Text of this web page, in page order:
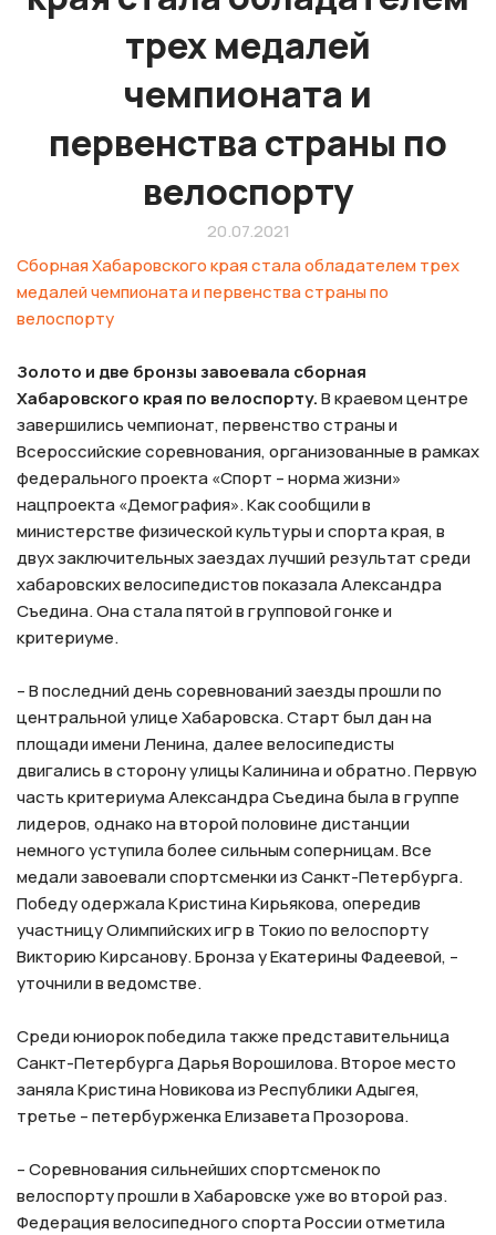
трех медалей
чемпионата и
первенства страны по
велоспорту
20.07.2021
Сборная Хабаровского края стала обладателем трех
медалей чемпионата и первенства страны по
велоспорту
Золото и две бронзы завоевала сборная
Хабаровского края по велоспорту.В краевом центре
завершились чемпионат, первенство страны и
Всероссийские соревнования, организованные в рамках
федерального проекта «Спорт – норма жизни»
нацпроекта «Демография». Как сообщили в
министерстве физической культуры и спорта края, в
двух заключительных заездах лучший результат среди
хабаровских велосипедистов показала Александра
Съедина. Она стала пятой в групповой гонке и
критериуме.
– В последний день соревнований заезды прошли по
центральной улице Хабаровска. Старт был дан на
площади имени Ленина, далее велосипедисты
двигались в сторону улицы Калинина и обратно. Первую
часть критериума Александра Съедина была в группе
лидеров, однако на второй половине дистанции
немного уступила более сильным соперницам. Все
медали завоевали спортсменки из Санкт-Петербурга.
Победу одержала Кристина Кирьякова, опередив
участницу Олимпийских игр в Токио по велоспорту
Викторию Кирсанову. Бронза у Екатерины Фадеевой, –
уточнили в ведомстве.
Среди юниорок победила также представительница
Санкт-Петербурга Дарья Ворошилова. Второе место
заняла Кристина Новикова из Республики Адыгея,
третье – петербурженка Елизавета Прозорова.
– Соревнования сильнейших спортсменок по
велоспорту прошли в Хабаровске уже во второй раз.
Федерация велосипедного спорта России отметила